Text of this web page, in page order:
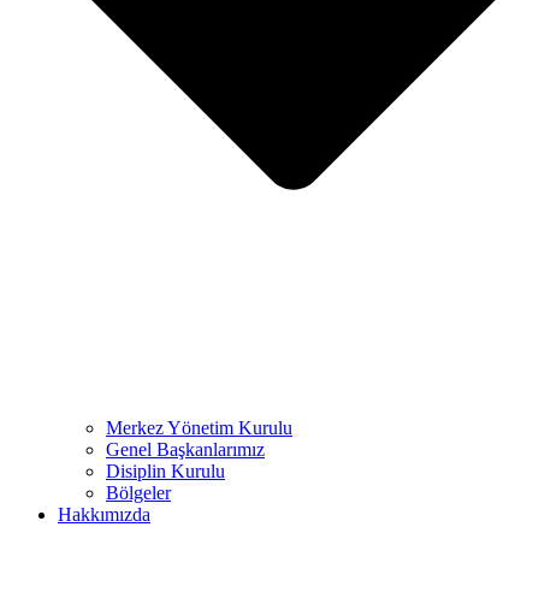
Merkez Yönetim Kurulu
Genel Başkanlarımız
Disiplin Kurulu
Bölgeler
Hakkımızda